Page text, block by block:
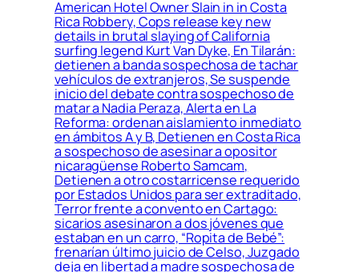
American Hotel Owner Slain in in Costa
Rica Robbery, Cops release key new
details in brutal slaying of California
surfing legend Kurt Van Dyke, En Tilarán:
detienen a banda sospechosa de tachar
vehículos de extranjeros, Se suspende
inicio del debate contra sospechoso de
matar a Nadia Peraza, Alerta en La
Reforma: ordenan aislamiento inmediato
en ámbitos A y B, Detienen en Costa Rica
a sospechoso de asesinar a opositor
nicaragüense Roberto Samcam,
Detienen a otro costarricense requerido
por Estados Unidos para ser extraditado,
Terror frente a convento en Cartago:
sicarios asesinaron a dos jóvenes que
estaban en un carro, “Ropita de Bebé”:
frenarían último juicio de Celso, Juzgado
deja en libertad a madre sospechosa de